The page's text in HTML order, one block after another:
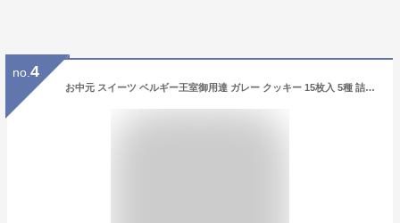
no. 4
お中元 スイーツ ベルギー王室御用達 ガレー クッキー 15枚入 5種 詰め合わせ 送料無料 2026 御中元 早割 お 中元 ギフト お菓子 チョコレート 有名 人気 おしゃれ 高級 個包装 小分け 法人 会社 職場 退職 祝い 挨拶 内祝い お返し 手土産 常温 日持ち 誕生日 プレゼント